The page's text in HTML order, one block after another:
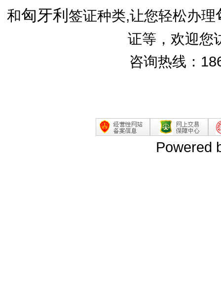
和匈牙利 签证种类,让您轻松办理
证等，欢迎您
咨询热线：
Powered